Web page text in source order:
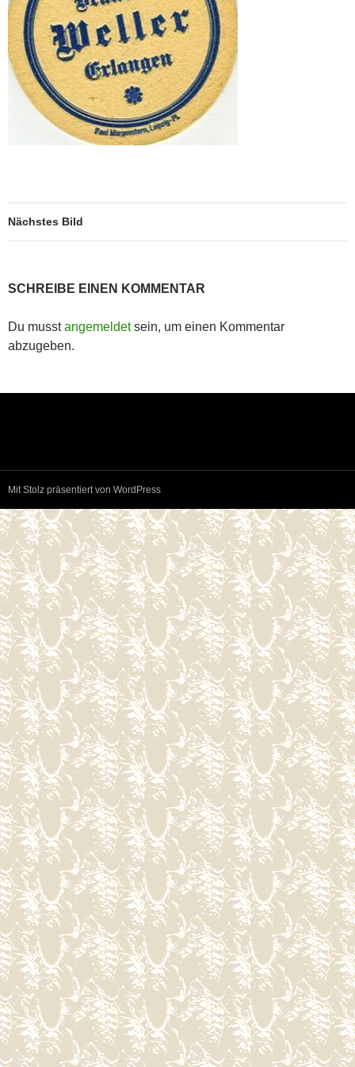
Nächstes Bild
SCHREIBE EINEN KOMMENTAR
Du musstangemeldetsein, um einen Kommentar
abzugeben.
Mit Stolz präsentiert von WordPress